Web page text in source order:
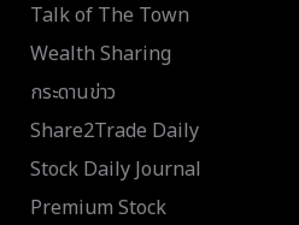
Talk of The Town
Wealth Sharing
กระดานข่าว
Share2Trade Daily
Stock Daily Journal
Premium Stock